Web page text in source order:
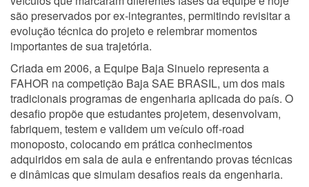
são preservados por ex-integrantes, permitindo revisitar a
evolução técnica do projeto e relembrar momentos
importantes de sua trajetória.
Criada em 2006, a Equipe Baja Sinuelo representa a
FAHOR na competição Baja SAE BRASIL, um dos mais
tradicionais programas de engenharia aplicada do país. O
desafio propõe que estudantes projetem, desenvolvam,
fabriquem, testem e validem um veículo off-road
monoposto, colocando em prática conhecimentos
adquiridos em sala de aula e enfrentando provas técnicas
e dinâmicas que simulam desafios reais da engenharia.